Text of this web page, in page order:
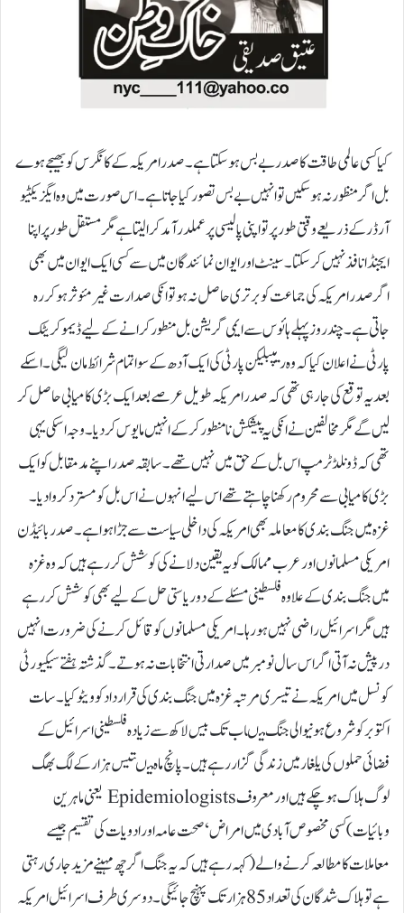
کیا کسی عالمی طاقت کا صدر بے بس ہو سکتا ہے۔ صدر امریکہ کے کانگرس کو بھیجے ہوے
بل اگر منظور نہ ہوسکیں تو انہیں بے بس تصور کیا جاتا ہے۔ اس صورت میں وہ ایگزیکٹیو
آرڈرکے ذریعے وقتی طور پر تو اپنی پالیسی پر عملدرآمد کرالیتاہے مگر مستقل طور پر اپنا
ایجنڈا نافذ نہیں کر سکتا۔سینٹ اور ایوان نمائندگان میں سے کسی ایک ایوان میں بھی
اگر صدر امریکہ کی جماعت کو برتری حاصل نہ ہو تو انکی صدارت غیر مئوثر ہو کر رہ
جاتی ہے۔ چند روز پہلے ہائوس سے ایمی گریشن بل منطور کرانے کے لیے ڈیموکریٹک
پارٹی نے اعلان کیا کہ وہ ریپبلیکن پارٹی کی ایک آدھ کے سوا تمام شرائط مان لیگی۔ اسکے
بعد یہ توقع کی جا رہی تھی کہ صدر امریکہ طویل عرصے بعد ایک بڑی کامیابی حاصل کر
لیں گے مگر مخالفین نے انکی یہ پیشکش نا منطور کر کے انہیں مایوس کر دیا۔ وجہ اسکی یہی
تھی کہ ڈونلڈ ٹرمپ اس بل کے حق میں نہیں تھے۔ سابقہ صدر اپنے مد مقابل کوایک
بڑی کامیابی سے محروم رکھنا چاہتے تھے اس لیے انہوں نے اس بل کو مسترد کروا دیا۔
غزہ میں جنگ بندی کا معاملہ بھی امریکہ کی داخلی سیاست سے جڑا ہوا ہے۔ صدر بائیڈن
امریکی مسلمانوں اور عرب ممالک کو یہ یقین دلانے کی کوشش کر رہے ہیں کہ وہ غزہ
میں جنگ بندی کے علاوہ فلسطینی مسئلے کے دو ریاستی حل کے لیے بھی کوشش کر رہے
ہیں مگر اسرائیل راضی نہیں ہو رہا۔ امریکی مسلمانوں کو قائل کرنے کی ضرورت انہیں
درپیش نہ آتی اگر اس سال نومبر میں صدارتی انتخابات نہ ہوتے۔گذشتہ ہفتے سیکیورٹی
کونسل میں امریکہ نے تیسری مرتبہ غزہ میں جنگ بندی کی قرارداد کو ویٹو کیا۔ سات
اکتوبر کو شروع ہونیوالی جنگ میںاب تک بیس لاکھ سے زیادہ فلسطینی اسرائیل کے
فضائی حملوں کی یلغار میں زندگی گزار رہے ہیں۔ پانچ ماہ میںتیس ہزار کے لگ بھگ
لوگ ہلاک ہو چکے ہیں اور معروف Epidemiologists یعنی ماہرین
وبائیات) کسی مخصوص آبادی میں امراض‘ صحت عامہ اور ادویات کی تقسیم جیسے
معاملات کا مطالعہ کرنے والے( کہہ رہے ہیں کہ یہ جنگ اگر چھ مہینے مزید جاری رہتی
ہے تو ہلاک شدگان کی تعداد 85 ہزار تک پہنچ جائیگی۔ دوسری طرف اسرائیل امریکہ